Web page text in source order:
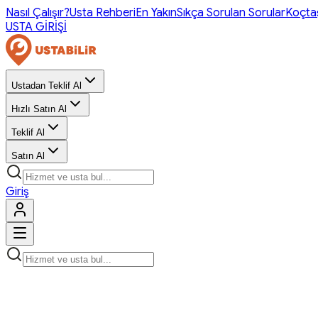
Nasıl Çalışır?Usta RehberiEn YakınSıkça Sorulan Sorular
USTA GİRİŞİ
Ustadan Teklif Al
Hızlı Satın Al
Teklif Al
Satın Al
Giriş